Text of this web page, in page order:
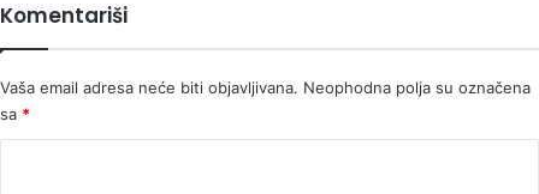
Komentariši
Vaša email adresa neće biti objavljivana. Neophodna polja su označena
sa *